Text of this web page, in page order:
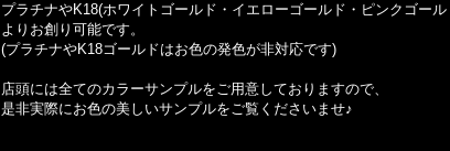
プラチナやK18(ホワイトゴールド・イエローゴールド・ピンクゴール
よりお創り可能です。
(プラチナやK18ゴールドはお色の発色が非対応です)
店頭には全てのカラーサンプルをご用意しておりますので、
是非実際にお色の美しいサンプルをご覧くださいませ♪